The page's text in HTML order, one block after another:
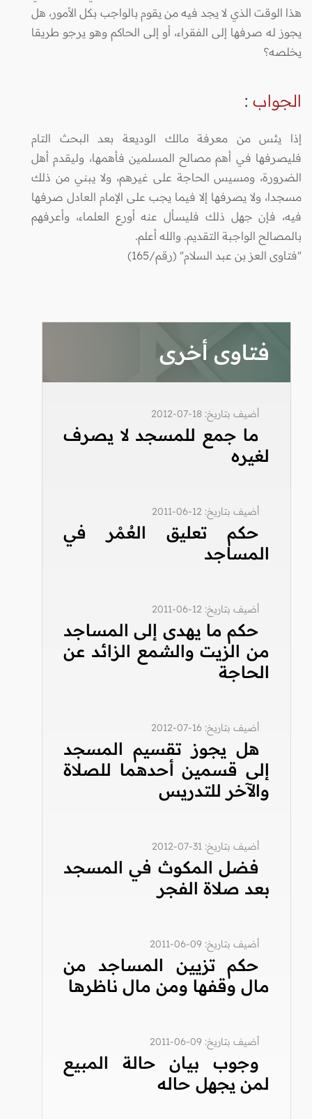
هذا الوقت الذي لا يجد فيه من يقوم بالواجب بكل الأمور، هل
يجوز له صرفها إلى الفقراء، أو إلى الحاكم وهو يرجو طريقا
يخلصه؟
الجواب :
إذا يئس من معرفة مالك الوديعة بعد البحث التام
فليصرفها في أهم مصالح المسلمين فأهمها، وليقدم أهل
الضرورة، ومسيس الحاجة على غيرهم، ولا يبني من ذلك
مسجدا، ولا يصرفها إلا فيما يجب على الإمام العادل صرفها
فيه، فإن جهل ذلك فليسأل عنه أورع العلماء، وأعرفهم
بالمصالح الواجبة التقديم. والله أعلم.
"فتاوى العز بن عبد السلام" (رقم/165)
فتاوى أخرى
أضيف بتاريخ: 18-07-2012
ما جمع للمسجد لا يصرف
لغيره
أضيف بتاريخ: 12-06-2011
حكم تعليق العُمْر في
المساجد
أضيف بتاريخ: 12-06-2011
حكم ما يهدى إلى المساجد
من الزيت والشمع الزائد عن
الحاجة
أضيف بتاريخ: 16-07-2012
هل يجوز تقسيم المسجد
إلى قسمين أحدهما للصلاة
والآخر للتدريس
أضيف بتاريخ: 31-07-2012
فضل المكوث في المسجد
بعد صلاة الفجر
أضيف بتاريخ: 09-06-2011
حكم تزيين المساجد من
مال وقفها ومن مال ناظرها
أضيف بتاريخ: 09-06-2011
وجوب بيان حالة المبيع
لمن يجهل حاله